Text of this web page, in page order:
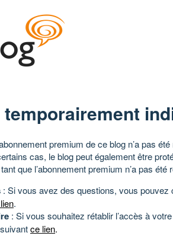
temporairement
premium de ce blog n’a pas
cas, le blog peut également être
que l’abonnement premium n’a pas été
: Si vous avez des questions, vous pouvez
.
: Si vous souhaitez rétablir l’accès à
ce lien.